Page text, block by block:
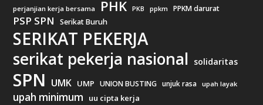
perjanjian kerja bersama PHK PKB ppkm PPKM darurat
PSP SPN Serikat Buruh
SERIKAT PEKERJA
serikat pekerja nasional solidaritas
SPN UMK UMP UNION BUSTING unjuk rasa upah layak
upah minimum uu cipta kerja